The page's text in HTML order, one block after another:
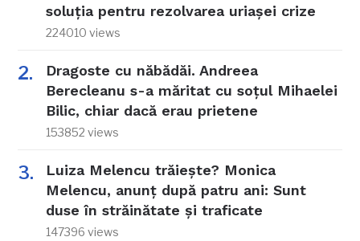
soluția pentru rezolvarea uriașei crize
224010 views
Dragoste cu năbădăi. Andreea
Berecleanu s-a măritat cu soțul Mihaelei
Bilic, chiar dacă erau prietene
153852 views
Luiza Melencu trăiește? Monica
Melencu, anunț după patru ani: Sunt
duse în străinătate și traficate
147396 views